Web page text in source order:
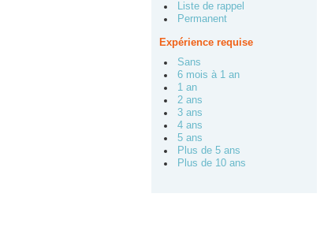
Liste de rappel
Permanent
Expérience requise
Sans
6 mois à 1 an
1 an
2 ans
3 ans
4 ans
5 ans
Plus de 5 ans
Plus de 10 ans